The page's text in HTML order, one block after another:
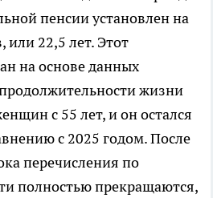
пенсии установлен на
или 22,5 лет. Этот
на основе данных
жизни
с 55 лет, и он остался
с 2025 годом. После
перечисления по
полностью прекращаются,